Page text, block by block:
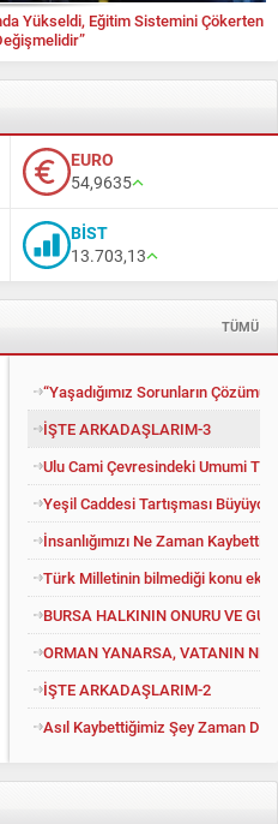
Yükseldi, Eğitim Sistemini Çökerten
EURO
54,9635
BİST
13.703,13
TÜMÜ
“Yaşadığımız Sorunların
İŞTE ARKADAŞLARIM-3
Ulu Cami Çevresindeki Umumi
Yeşil Caddesi Tartışması Büyüyor
İnsanlığımızı Ne Zaman Kaybettik?
Türk Milletinin bilmediği konu
BURSA HALKININ ONURU VE
ORMAN YANARSA, VATANIN
İŞTE ARKADAŞLARIM-2
Asıl Kaybettiğimiz Şey Zaman